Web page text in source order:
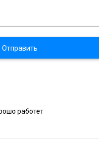
Отправить
работет